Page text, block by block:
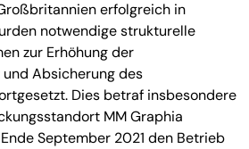
erfolgreich in
notwendige strukturelle
zur Erhöhung der
Absicherung des
Dies betraf insbesondere
MM Graphia
September 2021 den Betrieb